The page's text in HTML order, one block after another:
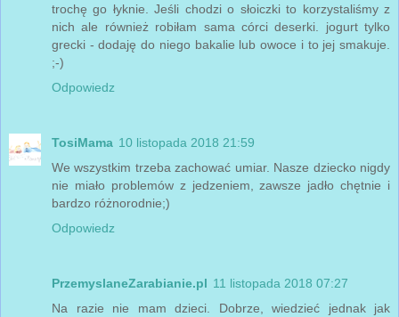
trochę go łyknie. Jeśli chodzi o słoiczki to korzystaliśmy z
nich ale również robiłam sama córci deserki. jogurt tylko
grecki - dodaję do niego bakalie lub owoce i to jej smakuje.
;-)
Odpowiedz
TosiMama 10 listopada 2018 21:59
We wszystkim trzeba zachować umiar. Nasze dziecko nigdy
nie miało problemów z jedzeniem, zawsze jadło chętnie i
bardzo różnorodnie;)
Odpowiedz
PrzemyslaneZarabianie.pl 11 listopada 2018 07:27
Na razie nie mam dzieci. Dobrze, wiedzieć jednak jak